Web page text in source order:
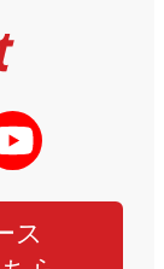
ス